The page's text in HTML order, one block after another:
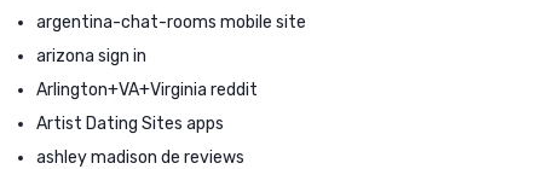
argentina-chat-rooms mobile site
arizona sign in
Arlington+VA+Virginia reddit
Artist Dating Sites apps
ashley madison de reviews